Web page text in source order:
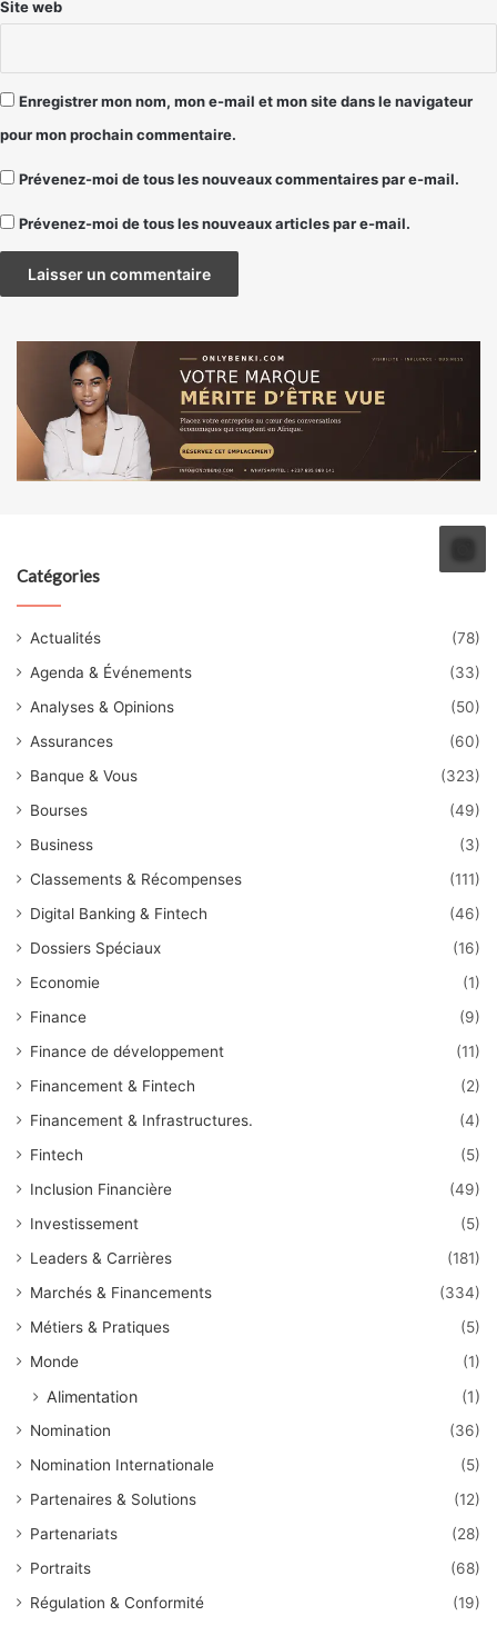
Site web
Enregistrer mon nom, mon e-mail et mon site dans le navigateur
pour mon prochain commentaire.
Prévenez-moi de tous les nouveaux commentaires par e-mail.
Prévenez-moi de tous les nouveaux articles par e-mail.
Catégories
Actualités
(78)
Agenda & Événements
(33)
Analyses & Opinions
(50)
Assurances
(60)
Banque & Vous
(323)
Bourses
(49)
Business
(3)
Classements & Récompenses
(111)
Digital Banking & Fintech
(46)
Dossiers Spéciaux
(16)
Economie
(1)
Finance
(9)
Finance de développement
(11)
Financement & Fintech
(2)
Financement & Infrastructures.
(4)
Fintech
(5)
Inclusion Financière
(49)
Investissement
(5)
Leaders & Carrières
(181)
Marchés & Financements
(334)
Métiers & Pratiques
(5)
Monde
(1)
Alimentation (1)
Nomination
(36)
Nomination Internationale
(5)
Partenaires & Solutions
(12)
Partenariats
(28)
Portraits
(68)
Régulation & Conformité
(19)